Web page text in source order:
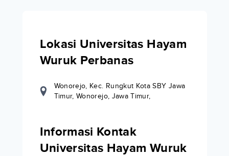
Lokasi Universitas Hayam
Wuruk Perbanas
Wonorejo, Kec. Rungkut Kota SBY Jawa
Timur, Wonorejo, Jawa Timur,
Informasi Kontak
Universitas Hayam Wuruk